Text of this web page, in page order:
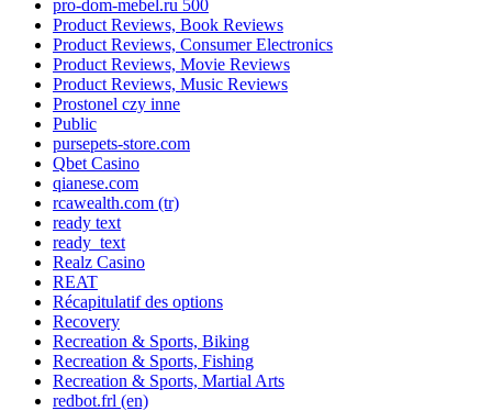
pro-dom-mebel.ru 500
Product Reviews, Book Reviews
Product Reviews, Consumer Electronics
Product Reviews, Movie Reviews
Product Reviews, Music Reviews
Prostonel czy inne
Public
pursepets-store.com
Qbet Casino
qianese.com
rcawealth.com (tr)
ready text
ready_text
Realz Casino
REAT
Récapitulatif des options
Recovery
Recreation & Sports, Biking
Recreation & Sports, Fishing
Recreation & Sports, Martial Arts
redbot.frl (en)